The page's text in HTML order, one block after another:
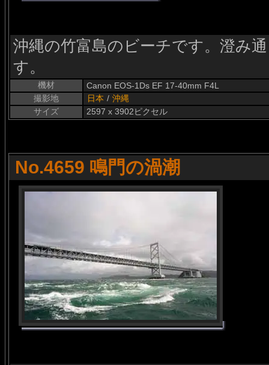
沖縄の竹富島のビーチです。澄み
す。
機材
Canon EOS-1Ds EF 17-40mm F4L
撮影地
日本 / 沖縄
サイズ
2597 x 3902ピクセル
No.4659 鳴門の渦潮